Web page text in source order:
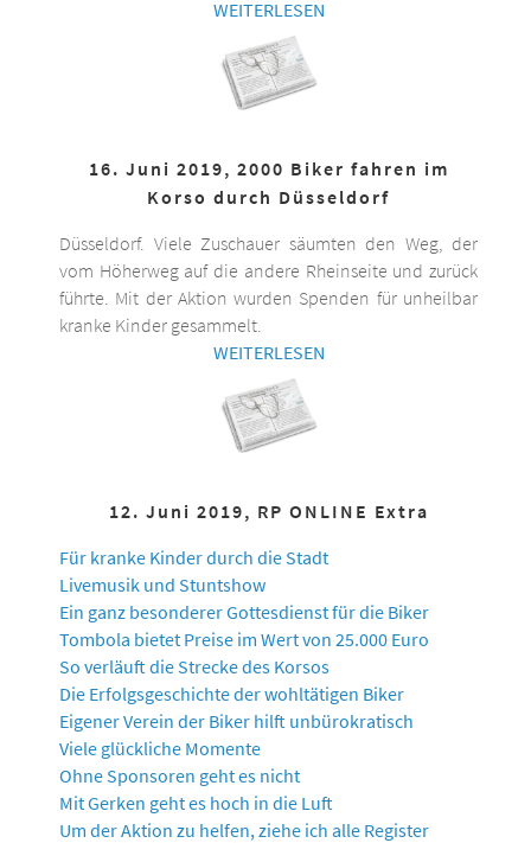
WEITERLESEN
16. Juni 2019, 2000 Biker fahren im
Korso durch Düsseldorf
Düsseldorf. Viele Zuschauer säumten den Weg, der
vom Höherweg auf die andere Rheinseite und zurück
führte. Mit der Aktion wurden Spenden für unheilbar
kranke Kinder gesammelt.
WEITERLESEN
12. Juni 2019, RP ONLINE Extra
Für kranke Kinder durch die Stadt
Livemusik und Stuntshow
Ein ganz besonderer Gottesdienst für die Biker
Tombola bietet Preise im Wert von 25.000 Euro
So verläuft die Strecke des Korsos
Die Erfolgsgeschichte der wohltätigen Biker
Eigener Verein der Biker hilft unbürokratisch
Viele glückliche Momente
Ohne Sponsoren geht es nicht
Mit Gerken geht es hoch in die Luft
Um der Aktion zu helfen, ziehe ich alle Register